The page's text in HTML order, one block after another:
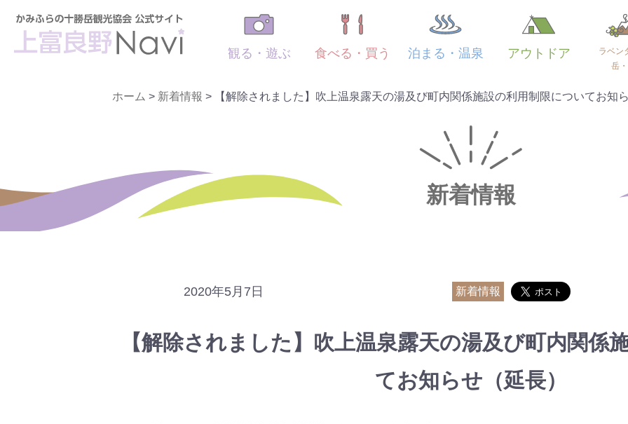
観る・遊ぶ 食べる・買う 泊まる・温泉 アウトドア
ラベン
岳
ホーム > 新着情報 > 【解除されました】吹上温泉露天の湯及び町内関係施設の利用制限についてお知ら
新着情報
2020年5月7日 新着情報
【解除されました】吹上温泉露天の湯及び町内関係
てお知らせ（延長）